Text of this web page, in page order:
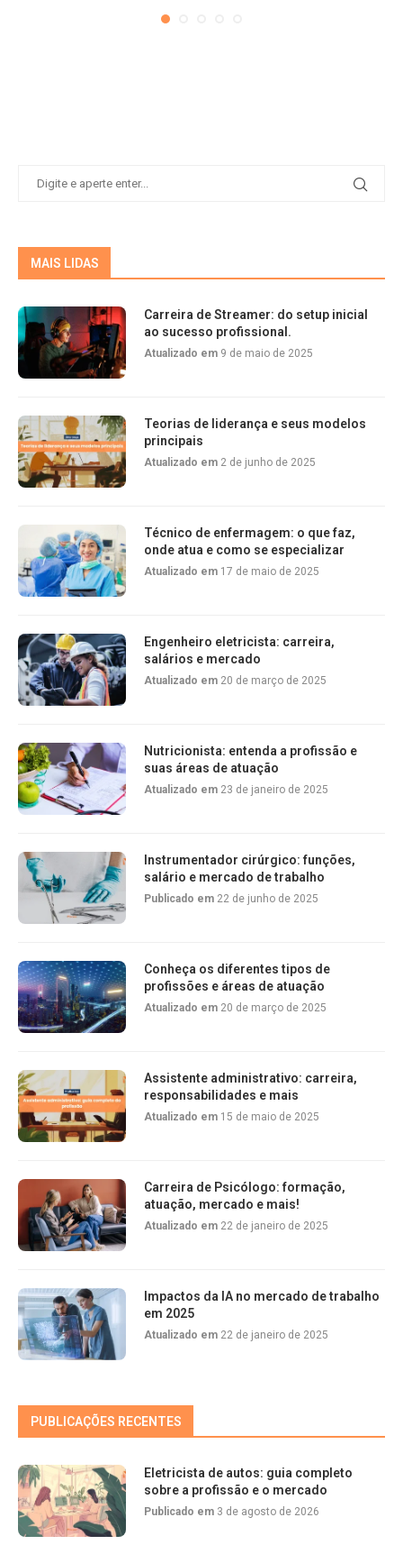
MAIS LIDAS
Carreira de Streamer: do setup inicial
ao sucesso profissional.
Atualizado em 9 de maio de 2025
Teorias de liderança e seus modelos
principais
Atualizado em 2 de junho de 2025
Técnico de enfermagem: o que faz,
onde atua e como se especializar
Atualizado em 17 de maio de 2025
Engenheiro eletricista: carreira,
salários e mercado
Atualizado em 20 de março de 2025
Nutricionista: entenda a profissão e
suas áreas de atuação
Atualizado em 23 de janeiro de 2025
Instrumentador cirúrgico: funções,
salário e mercado de trabalho
Publicado em 22 de junho de 2025
Conheça os diferentes tipos de
profissões e áreas de atuação
Atualizado em 20 de março de 2025
Assistente administrativo: carreira,
responsabilidades e mais
Atualizado em 15 de maio de 2025
Carreira de Psicólogo: formação,
atuação, mercado e mais!
Atualizado em 22 de janeiro de 2025
Impactos da IA no mercado de trabalho
em 2025
Atualizado em 22 de janeiro de 2025
PUBLICAÇÕES RECENTES
Eletricista de autos: guia completo
sobre a profissão e o mercado
Publicado em 3 de agosto de 2026